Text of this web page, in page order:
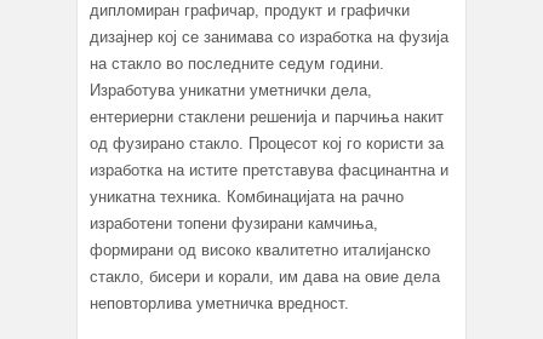
дипломиран графичар, продукт и графички
дизајнер кој се занимава со изработка на фузија
на стакло во последните седум години.
Изработува уникатни уметнички дела,
ентериерни стаклени решенија и парчиња накит
од фузирано стакло. Процесот кој го користи за
изработка на истите претставува фасцинантна и
уникатна техника. Комбинацијата на рачно
изработени топени фузирани камчиња,
формирани од високо квалитетно италијанско
стакло, бисери и корали, им дава на овие дела
неповторлива уметничка вредност.